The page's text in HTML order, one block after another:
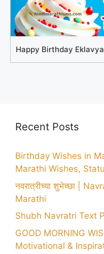
Happy Birthday
Recent Posts
Birthday Wishes in
Marathi Wishes,
नवरात्रीच्या शुभेच्छा |
Marathi
Shubh Navratri Text
GOOD MORNING
Motivational &